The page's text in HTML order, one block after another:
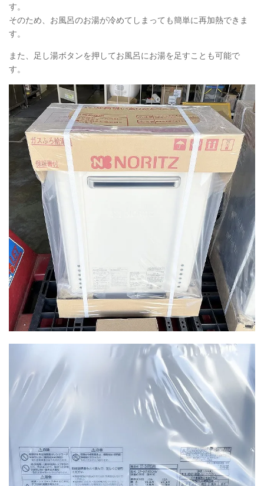
す。
そのため、お風呂のお湯が冷めてしまっても簡単に再加熱できま
す。
また、足し湯ボタンを押してお風呂にお湯を足すことも可能で
す。